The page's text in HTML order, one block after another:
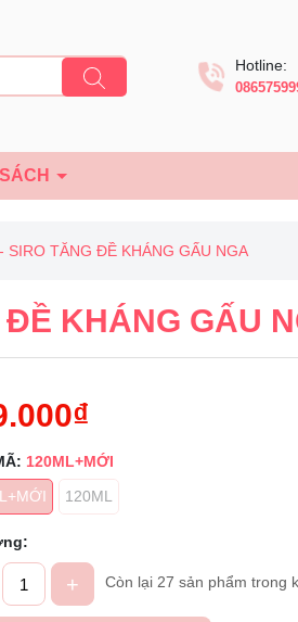
Hotline:
SIRO TĂNG ĐỀ KHÁNG GẤU NGA
KHÁNG GẤU
120ML+MỚI
120ML
+ Còn lại 27 sản phẩm trong
Điều kiện: